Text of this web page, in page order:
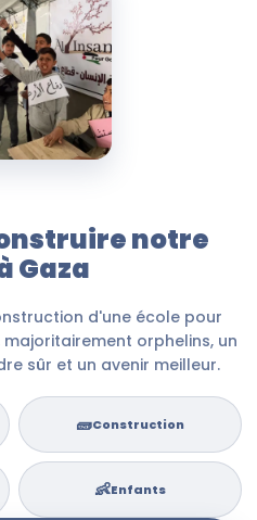
notre
Gaza
d'une école pour
orphelins, un
sûr et un avenir meilleur.
🧱Construction
👶Enfants